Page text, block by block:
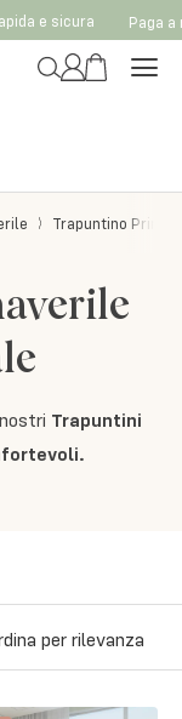
e sicura Paga a
Trapuntino
Trapuntini
per rilevanza